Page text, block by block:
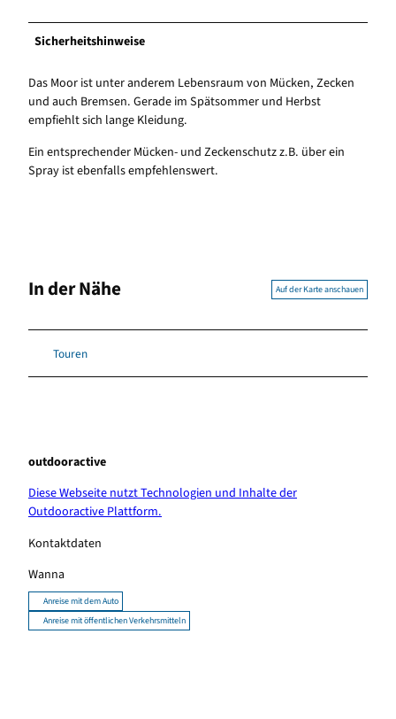
Sicherheitshinweise
Das Moor ist unter anderem Lebensraum von Mücken, Zecken
und auch Bremsen. Gerade im Spätsommer und Herbst
empfiehlt sich lange Kleidung.
Ein entsprechender Mücken- und Zeckenschutz z.B. über ein
Spray ist ebenfalls empfehlenswert.
In der Nähe Auf der Karte anschauen
Touren
outdooractive
Diese Webseite nutzt Technologien und Inhalte der
Outdooractive Plattform.
Kontaktdaten
Wanna
Anreise mit dem Auto
Anreise mit öffentlichen Verkehrsmitteln